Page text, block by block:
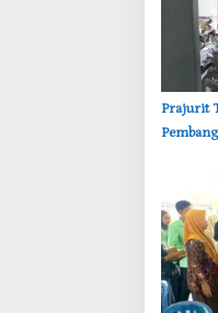
‎Prajurit